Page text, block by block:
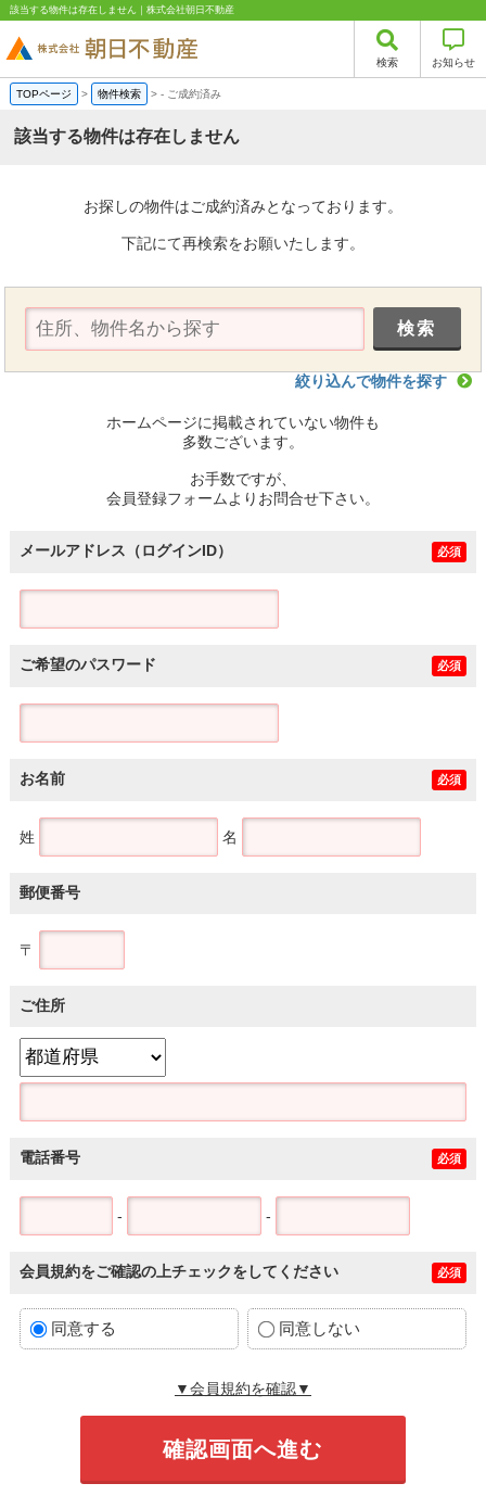
該当する物件は存在しません｜株式会社朝日不動産
検索 お知らせ
TOPページ > 物件検索 >- ご成約済み
該当する物件は存在しません
お探しの物件はご成約済みとなっております。
下記にて再検索をお願いたします。
絞り込んで物件を探す
ホームページに掲載されていない物件も
多数ございます。
お手数ですが、
会員登録フォームよりお問合せ下さい。
メールアドレス（ログインID） 必須
ご希望のパスワード 必須
お名前 必須
姓 名
郵便番号
〒
ご住所
電話番号 必須
- -
会員規約をご確認の上チェックをしてください 必須
同意する 同意しない
▼会員規約を確認▼